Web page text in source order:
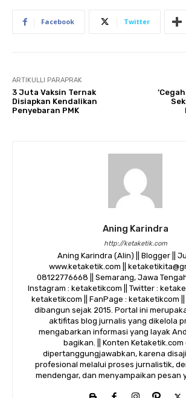
Facebook Twitter
ARTIKULLI PARAPRAK
3 Juta Vaksin Ternak
Disiapkan Kendalikan
Penyebaran PMK
Aning Karindra
http://ketaketik.com
Aning Karindra (Alin) || Blogger ||
www.ketaketik.com ||
08122776668 || Semarang, Jawa
Instagram : ketaketikcom || Twitter :
ketaketikcom || FanPage : ketaketikcom
dibangun sejak 2015. Portal ini
aktifitas blog jurnalis yang dikelola
mengabarkan informasi yang layak
bagikan. || Konten
dipertanggungjawabkan, karena
profesional melalui proses jurnalistik,
mendengar, dan menyampaikan pesan